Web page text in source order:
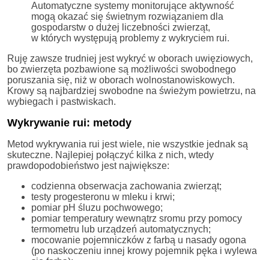
Automatyczne systemy monitorujące aktywność
mogą okazać się świetnym rozwiązaniem dla
gospodarstw o dużej liczebności zwierząt,
w których występują problemy z wykryciem rui.
Ruję zawsze trudniej jest wykryć w oborach uwięziowych,
bo zwierzęta pozbawione są możliwości swobodnego
poruszania się, niż w oborach wolnostanowiskowych.
Krowy są najbardziej swobodne na świeżym powietrzu, na
wybiegach i pastwiskach.
Wykrywanie rui: metody
Metod wykrywania rui jest wiele, nie wszystkie jednak są
skuteczne. Najlepiej połączyć kilka z nich, wtedy
prawdopodobieństwo jest największe:
codzienna obserwacja zachowania zwierząt;
testy progesteronu w mleku i krwi;
pomiar pH śluzu pochwowego;
pomiar temperatury wewnątrz sromu przy pomocy
termometru lub urządzeń automatycznych;
mocowanie pojemniczków z farbą u nasady ogona
(po naskoczeniu innej krowy pojemnik pęka i wylewa